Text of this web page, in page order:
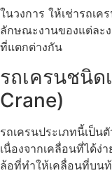
ในวงการ ให้เช่ารถเ
ลักษณะงานของแต่ละ
ที่แตกต่างกัน
รถเครนชนิ
Crane)
รถเครนประเภทนี้เป็น
เนื่องจากเคลื่อนที่ได้ง่
ล้อที่ทำให้เคลื่อนที่บน